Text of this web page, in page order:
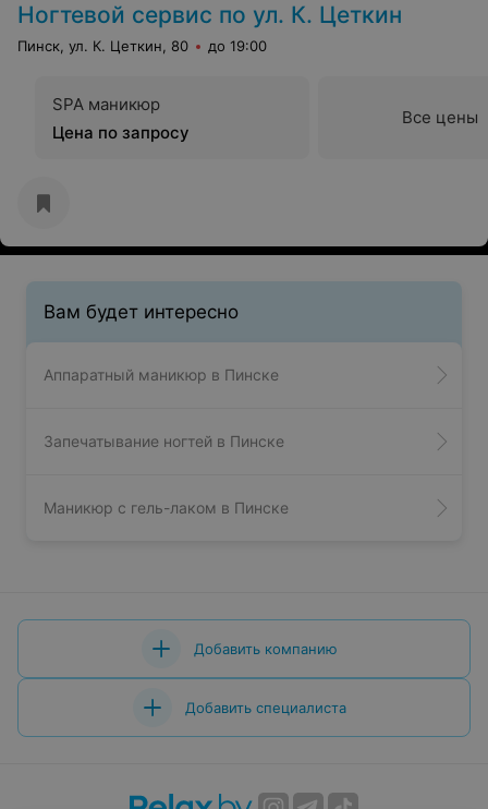
останешься) . Место шикарное! Вид из окна -
обалденный) просто отдыхаешь душой и телом. А
после процедур прям летать хочется в восторге от
Ногтевой сервис по ул. К. Цеткин
Пинск, ул. К. Цеткин, 80 до 19:00
SPA маникюр
Цена по запросу
Все цены
Вам будет интересно
Аппаратный маникюр в Пинске
Запечатывание ногтей в Пинске
Маникюр с гель-лаком в Пинске
Добавить компанию
Добавить специалиста